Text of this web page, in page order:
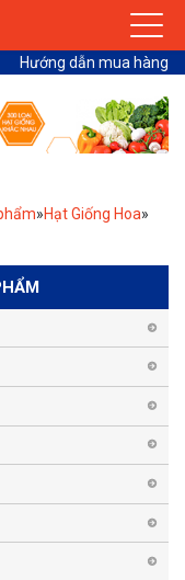
Hướng dẫn mua hàng
»Hạt Giống Hoa»